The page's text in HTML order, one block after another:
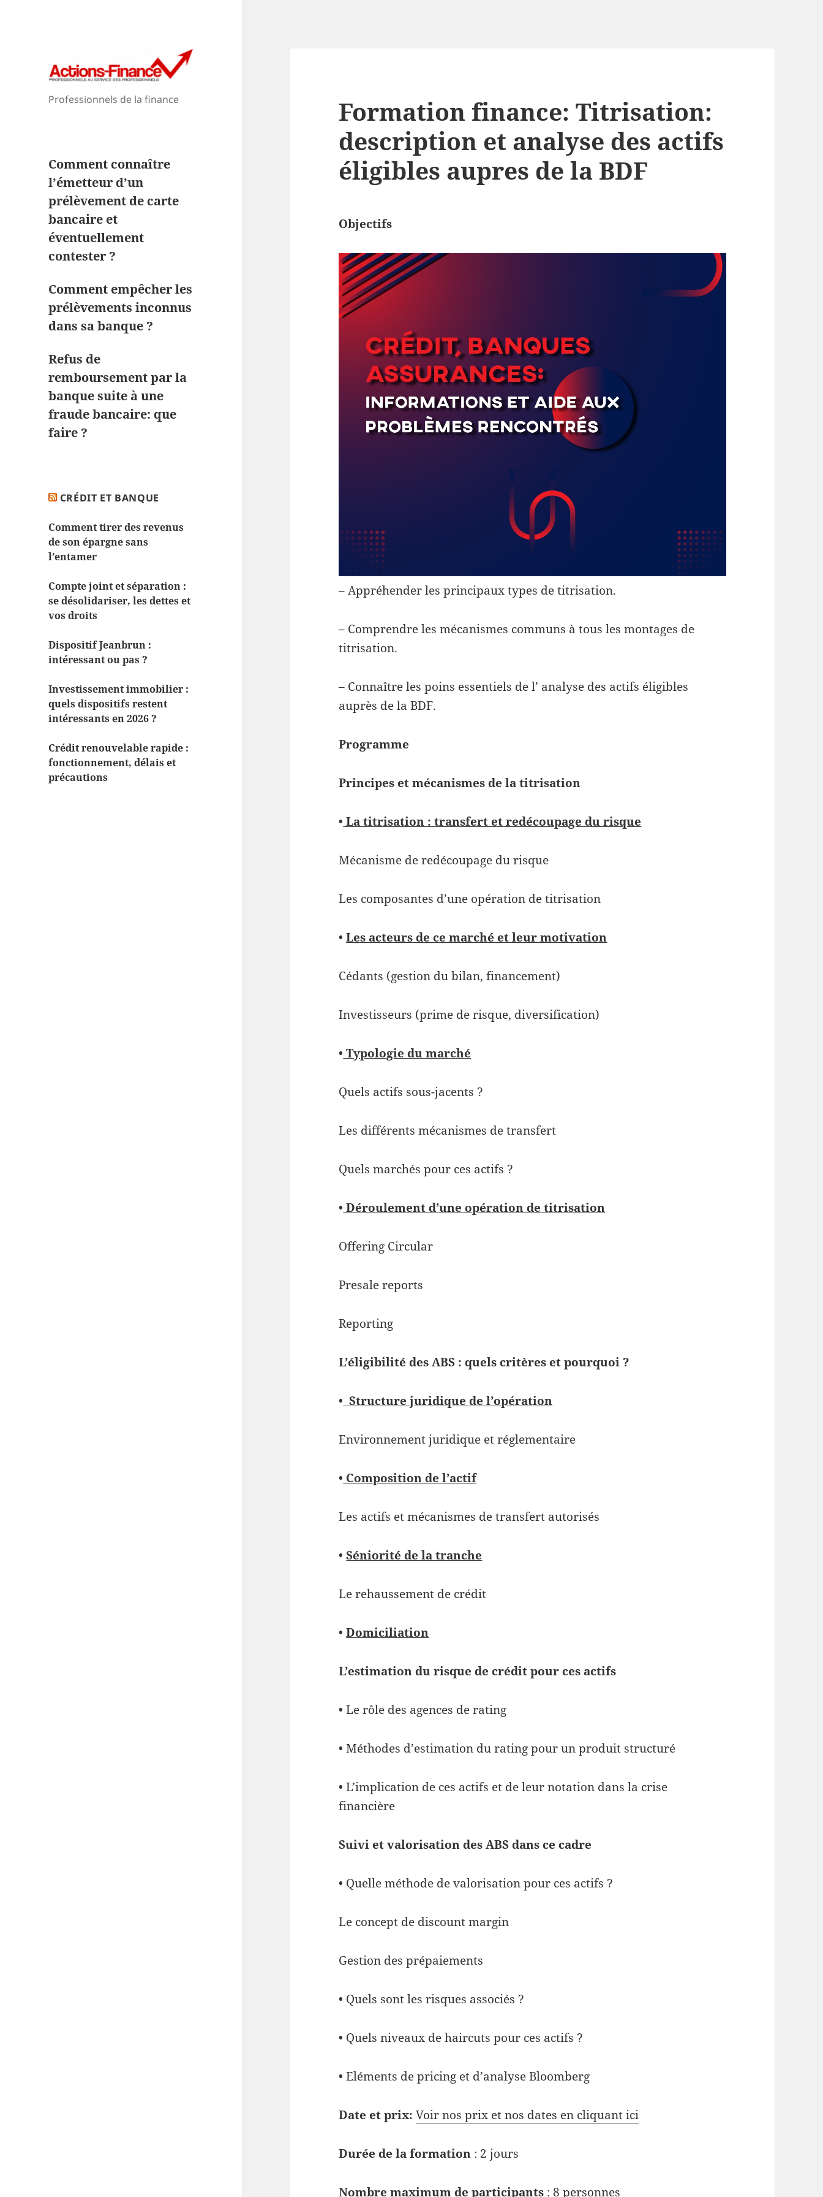
Professionnels de la finance
Comment connaître
l’émetteur d’un
prélèvement de carte
bancaire et
éventuellement
contester ?
Comment empêcher les
prélèvements inconnus
dans sa banque ?
Refus de
remboursement par la
banque suite à une
fraude bancaire: que
faire ?
CRÉDIT ET BANQUE
Comment tirer des revenus
de son épargne sans
l’entamer
Compte joint et séparation :
se désolidariser, les dettes et
vos droits
Dispositif Jeanbrun :
intéressant ou pas ?
Investissement immobilier :
quels dispositifs restent
intéressants en 2026 ?
Crédit renouvelable rapide :
fonctionnement, délais et
précautions
Formation finance: Titrisation:
description et analyse des actifs
éligibles aupres de la BDF
Objectifs
– Appréhender les principaux types de titrisation.
– Comprendre les mécanismes communs à tous les montages de
titrisation.
– Connaître les poins essentiels de l’ analyse des actifs éligibles
auprès de la BDF.
Programme
Principes et mécanismes de la titrisation
• La titrisation : transfert et redécoupage du risque
Mécanisme de redécoupage du risque
Les composantes d’une opération de titrisation
•Les acteurs de ce marché et leur motivation
Cédants (gestion du bilan, financement)
Investisseurs (prime de risque, diversification)
• Typologie du marché
Quels actifs sous-jacents ?
Les différents mécanismes de transfert
Quels marchés pour ces actifs ?
• Déroulement d’une opération de titrisation
Offering Circular
Presale reports
Reporting
L’éligibilité des ABS : quels critères et pourquoi ?
• Structure juridique de l’opération
Environnement juridique et réglementaire
• Composition de l’actif
Les actifs et mécanismes de transfert autorisés
•Séniorité de la tranche
Le rehaussement de crédit
•Domiciliation
L’estimation du risque de crédit pour ces actifs
• Le rôle des agences de rating
• Méthodes d’estimation du rating pour un produit structuré
• L’implication de ces actifs et de leur notation dans la crise
financière
Suivi et valorisation des ABS dans ce cadre
• Quelle méthode de valorisation pour ces actifs ?
Le concept de discount margin
Gestion des prépaiements
• Quels sont les risques associés ?
• Quels niveaux de haircuts pour ces actifs ?
• Eléments de pricing et d’analyse Bloomberg
Date et prix: Voir nos prix et nos dates en cliquant ici
Durée de la formation : 2 jours
Nombre maximum de participants : 8 personnes